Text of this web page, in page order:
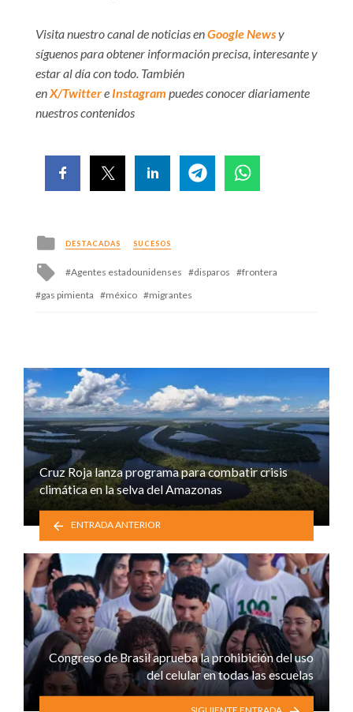
Visita nuestro canal de noticias enGoogle Newsy
síguenos para obtener información precisa, interesante y
estar al día con todo. También
enX/Twittere Instagram puedes conocer diariamente
nuestros contenidos
Posted
in
DESTACADAS SUCESOS
Tagged
with
Agentes estadounidenses disparos
frontera
gas pimienta
méxico migrantes
Cruz Roja lanza programa para combatir crisis
climática en la selva del Amazonas
ENTRADA ANTERIOR
Congreso de Brasil aprueba la prohibición del uso
del celular en todas las escuelas